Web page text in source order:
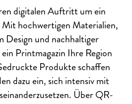
digitalen Auftritt um ein
Mit hochwertigen Materialien,
Design und nachhaltiger
Printmagazin Ihre Region
Produkte schaffen
dazu ein, sich intensiv mit
Über QR-